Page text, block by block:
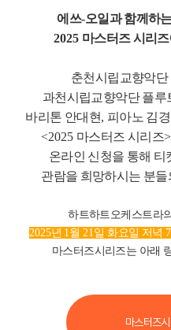
에쓰-오일과 함께하
2025 마스터즈 시리
춘천시립교향악
과천시립교향악단 플루
바리톤 안대현, 피아노 김
<2025 마스터즈 시리즈>
온라인 신청을 통해 티
관람을 희망하시는 분
하트하트오케스트라
2025년 1 월 21 일 화요일 저녁 7
마스터즈시리즈는 아래
마스터즈